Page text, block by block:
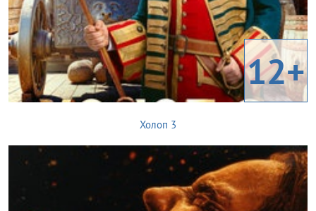
12+
Холоп 3